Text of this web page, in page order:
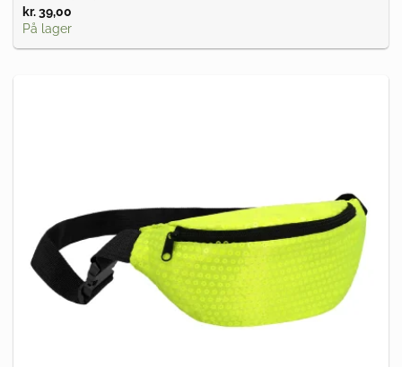
kr.39,00
På lager